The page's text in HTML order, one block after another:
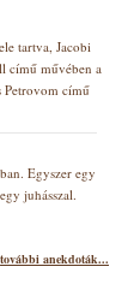
tartva, Jacobi
című művében a
Petrovom című
Egyszer egy
juhásszal.
további anekdoták...